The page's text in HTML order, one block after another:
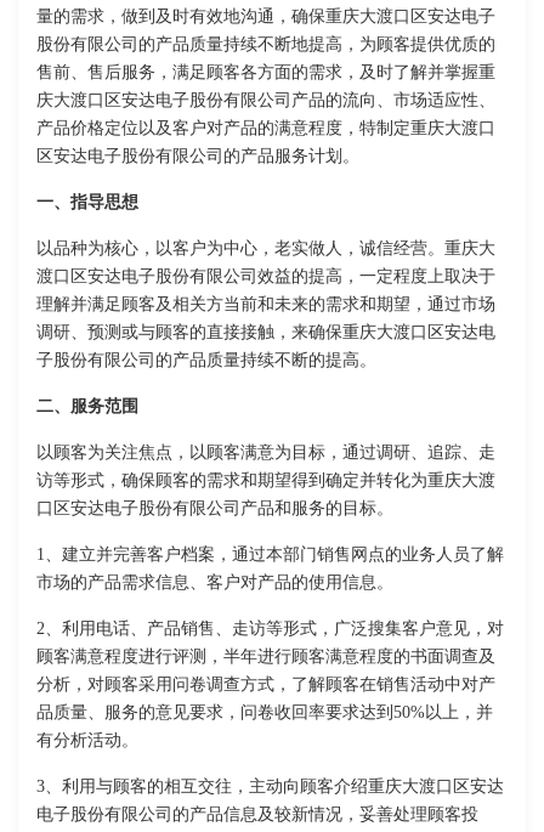
量的需求，做到及时有效地沟通，确保重庆大渡口区安达电子
股份有限公司的产品质量持续不断地提高，为顾客提供优质的
售前、售后服务，满足顾客各方面的需求，及时了解并掌握重
庆大渡口区安达电子股份有限公司产品的流向、市场适应性、
产品价格定位以及客户对产品的满意程度，特制定重庆大渡口
区安达电子股份有限公司的产品服务计划。
一、指导思想
以品种为核心，以客户为中心，老实做人，诚信经营。重庆大
渡口区安达电子股份有限公司效益的提高，一定程度上取决于
理解并满足顾客及相关方当前和未来的需求和期望，通过市场
调研、预测或与顾客的直接接触，来确保重庆大渡口区安达电
子股份有限公司的产品质量持续不断的提高。
二、服务范围
以顾客为关注焦点，以顾客满意为目标，通过调研、追踪、走
访等形式，确保顾客的需求和期望得到确定并转化为重庆大渡
口区安达电子股份有限公司产品和服务的目标。
1、建立并完善客户档案，通过本部门销售网点的业务人员了解
市场的产品需求信息、客户对产品的使用信息。
2、利用电话、产品销售、走访等形式，广泛搜集客户意见，对
顾客满意程度进行评测，半年进行顾客满意程度的书面调查及
分析，对顾客采用问卷调查方式，了解顾客在销售活动中对产
品质量、服务的意见要求，问卷收回率要求达到50%以上，并
有分析活动。
3、利用与顾客的相互交往，主动向顾客介绍重庆大渡口区安达
电子股份有限公司的产品信息及较新情况，妥善处理顾客投